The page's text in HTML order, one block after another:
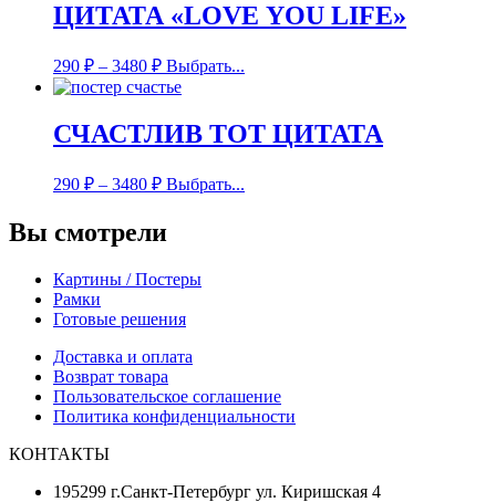
ЦИТАТА «LOVE YOU LIFE»
290 ₽ – 3480 ₽ Выбрать...
СЧАСТЛИВ ТОТ ЦИТАТА
290 ₽ – 3480 ₽ Выбрать...
Вы смотрели
Картины / Постеры
Рамки
Готовые решения
Доставка и оплата
Возврат товара
Пользовательское соглашение
Политика конфиденциальности
КОНТАКТЫ
195299 г.Санкт-Петербург ул. Киришская 4